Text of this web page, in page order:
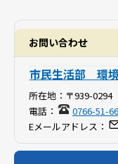
お問い合わせ
市民生活部 環
所在地： 〒939-
電話：
0766-51-
Eメールアドレス：